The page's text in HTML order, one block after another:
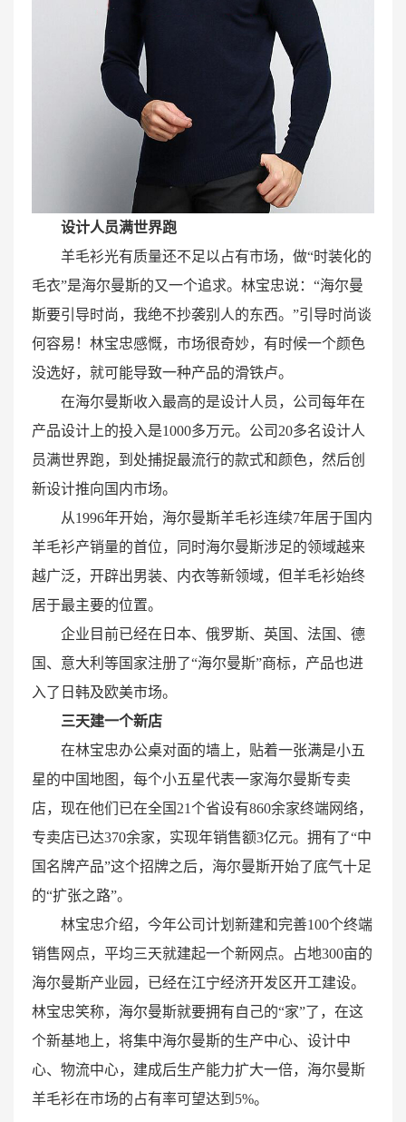
设计人员满世界跑
羊毛衫光有质量还不足以占有市场，做“时装化的
毛衣”是海尔曼斯的又一个追求。林宝忠说：“海尔曼
斯要引导时尚，我绝不抄袭别人的东西。”引导时尚谈
何容易！林宝忠感慨，市场很奇妙，有时候一个颜色
没选好，就可能导致一种产品的滑铁卢。
在海尔曼斯收入最高的是设计人员，公司每年在
产品设计上的投入是1000多万元。公司20多名设计人
员满世界跑，到处捕捉最流行的款式和颜色，然后创
新设计推向国内市场。
从1996年开始，海尔曼斯羊毛衫连续7年居于国内
羊毛衫产销量的首位，同时海尔曼斯涉足的领域越来
越广泛，开辟出男装、内衣等新领域，但羊毛衫始终
居于最主要的位置。
企业目前已经在日本、俄罗斯、英国、法国、德
国、意大利等国家注册了“海尔曼斯”商标，产品也进
入了日韩及欧美市场。
三天建一个新店
在林宝忠办公桌对面的墙上，贴着一张满是小五
星的中国地图，每个小五星代表一家海尔曼斯专卖
店，现在他们已在全国21个省设有860余家终端网络，
专卖店已达370余家，实现年销售额3亿元。拥有了“中
国名牌产品”这个招牌之后，海尔曼斯开始了底气十足
的“扩张之路”。
林宝忠介绍，今年公司计划新建和完善100个终端
销售网点，平均三天就建起一个新网点。占地300亩的
海尔曼斯产业园，已经在江宁经济开发区开工建设。
林宝忠笑称，海尔曼斯就要拥有自己的“家”了，在这
个新基地上，将集中海尔曼斯的生产中心、设计中
心、物流中心，建成后生产能力扩大一倍，海尔曼斯
羊毛衫在市场的占有率可望达到5%。